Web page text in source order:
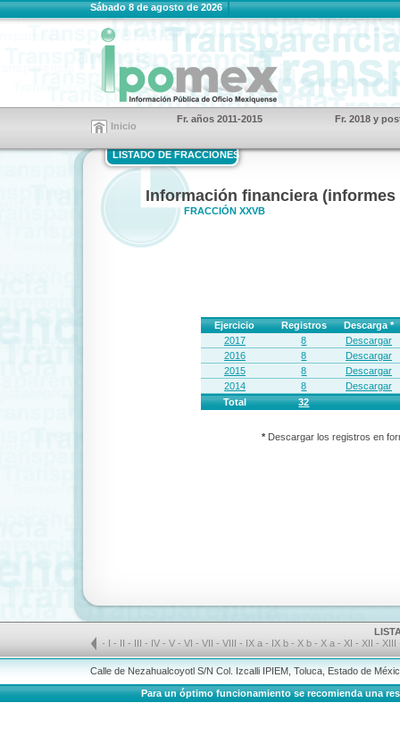
Sábado 8 de agosto de 2026
Inicio
Fr. años 2011-2015 Fr. 2018 y
LISTADO DE FRACCIONES
Información financiera
FRACCIÓN XXVB
Ejercicio Registros
Descarga *
2017
8
Descargar
2016
8
Descargar
2015
8
Descargar
2014
8
Descargar
Total
32
* Descargar los registros en
- I- II- III- IV-V-VI-VII-VIII- IX a - IX b - X b - X a - XI- XII- XIII
Calle de Nezahualcoyotl S/N Col. Izcalli IPIEM, Toluca, Estado de
Para un óptimo funcionamiento se recomienda una